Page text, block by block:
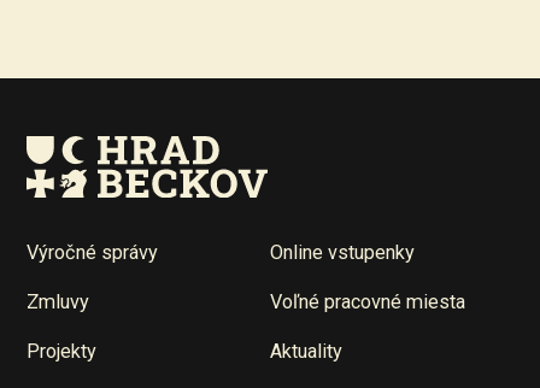
Výročné správy Online vstupenky
Zmluvy Voľné pracovné miesta
Projekty Aktuality